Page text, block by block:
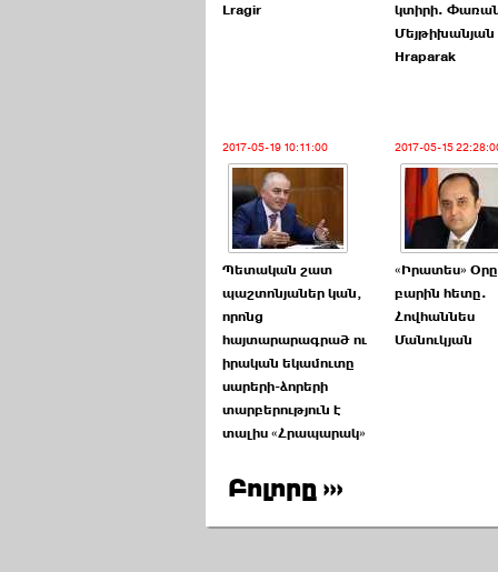
Lragir
կտիրի.
Մեյթիխանյան
Hraparak
2017-05-19 10:11:00
Պետական շատ
պաշտոնյաներ կան,
որոնց
հայտարարագրած ու
իրական եկամուտը
սարերի-ձորերի
տարբերություն է
տալիս «Հրապարակ»
2017-05-15
«Իրատես»
բարին հետը.
Հովհաննես
Մանուկյան
Բոլորը ›››